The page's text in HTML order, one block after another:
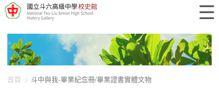
448-14336
首頁 斗中與我-畢業紀念冊/畢業證書實體文物